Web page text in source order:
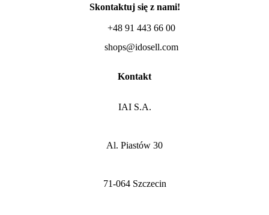
Skontaktuj się z nami!
+48 91 443 66 00
shops@idosell.com
Kontakt
IAI S.A.
Al. Piastów 30
71-064 Szczecin